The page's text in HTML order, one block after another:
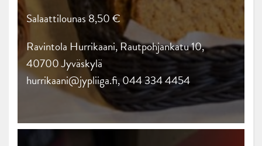
Salaattilounas 8,50 €
Ravintola Hurrikaani, Rautpohjankatu 10,
40700 Jyväskylä
hurrikaani@jypliiga.fi, 044 334 4454